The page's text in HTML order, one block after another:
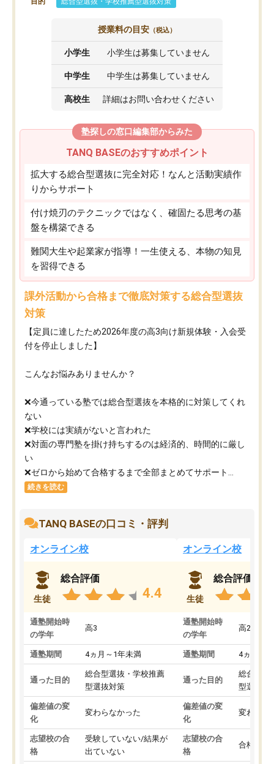
授業料の目安 （税込）
小学生 小学生は募集していません
中学生 中学生は募集していません
高校生 詳細はお問い合わせください
塾探しの窓口編集部からみた
TANQ BASEのおすすめポイント
拡大する総合型選抜に完全対応！なんと活動実績作
りからサポート
付け焼刃のテクニックではなく、確固たる思考の基
盤を構築できる
難関大生や起業家が指導！一生使える、本物の知見
を習得できる
課外活動から合格まで徹底対策する総合型選抜
対策
【定員に達したため2026年度の高3向け新規体験・入会受
付を停止しました】
こんなお悩みありませんか？
❌今通っている塾では総合型選抜を本格的に対策してくれ
ない
❌学校には実績がないと言われた
❌対面の専門塾を掛け持ちするのは経済的、時間的に厳し
い
❌ゼロから始めて合格するまで全部まとめてサポート...
続きを読む
TANQ BASEの口コミ・評判
オンライン校
生徒
総合評価
4.4
通塾開始時
の学年
高3
通塾期間 4ヵ月～1年未満
通った目的
総合型選抜・学校推薦
型選抜対策
偏差値の変
化
変わらなかった
志望校の合
格
受験していない/結果が
出ていない
オンライン校
生徒
総合評価
通塾開始時
の学年
高2
通塾期間 4ヵ月～1
通った目的
総合型選
型選抜対
偏差値の変
化
変わらな
志望校の合
格
合格した